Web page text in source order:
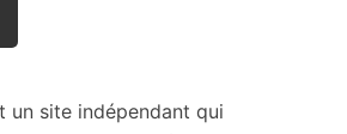
un site indépendant qui